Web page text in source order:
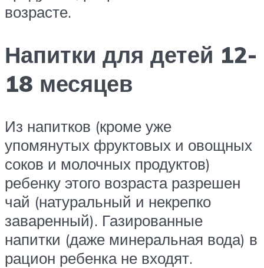
возрасте.
Напитки для детей 12-
18 месяцев
Из напитков (кроме уже
упомянутых фруктовых и овощных
соков и молочных продуктов)
ребенку этого возраста разрешен
чай (натуральный и некрепко
заваренный). Газированные
напитки (даже минеральная вода) в
рацион ребенка не входят.